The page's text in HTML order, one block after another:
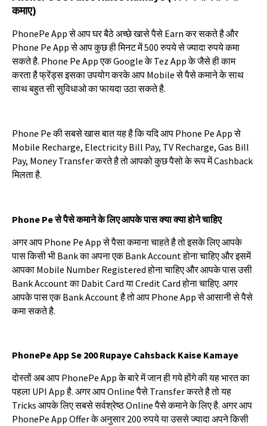
कमाए)
PhonePe Appसेआपघरबैठेअच्छेखासेपैसे Earnकरसकतेहैऔर
Phone Pe Appसेआपकुछहीमिनटमें500रुपयेसेज्यादारुपयेकमा
सकतेहै. Phone Pe AppएकGoogleकेTez Appकेजैसेहीकाम
करताहैफ्रेंड्सइसकाउपयोगकरकेआप Mobileसेपैसेकमानेकेसाथ
साथबहुतसीसुविधाओकाफायदाउठासकतेहै.
Phone Peकीसबसेखासबातयहहैकियदिआप Phone Pe Appसे
Mobile Recharge, Electricity Bill Pay, TV Recharge, Gas Bill
Pay, Money TransferकरतेहैतोआपकोकुछपैसोकेरूपमेंCashback
मिलताहै.
Phone Peसेपैसेकमानेकेलिएआपकेपासक्याक्याहोनेचाहिए
अगरआप Phone Pe Appसेपैसाकमानाचाहतेहैतोइसकेलिएआपके
पासकिसीभी BankकाअपनाएकBank Accountहोनाचाहिएऔरइसमें
आपका Mobile Number Registeredहोनाचाहिएऔरआपकेपासउसी
Bank Accountका Dabit CardयाCredit Cardहोनाचाहिए. अगर
आपकेपासएकBank Accountहैतोआप Phone Appसेआसानीसेपैसे
कमासकतेहै.
PhonePe App Se 200 Rupaye Cahsback Kaise Kamaye
दोस्तोंअबआप PhonePe Appकेबारेमेंजानहीगयेहोंगेकीयहभारतका
पहला UPI Appहै. अगरआपOnlineपैसे Transferकरतेहैतोयह
Tricks आपकेलिएसबसेसर्वश्रेष्ठOnlineपैसेकमानेकेलिएहै. अगरआप
PhonePe App Offerकेअनुसार200रुपयेयाउससेज्यादाअपनेकिसी